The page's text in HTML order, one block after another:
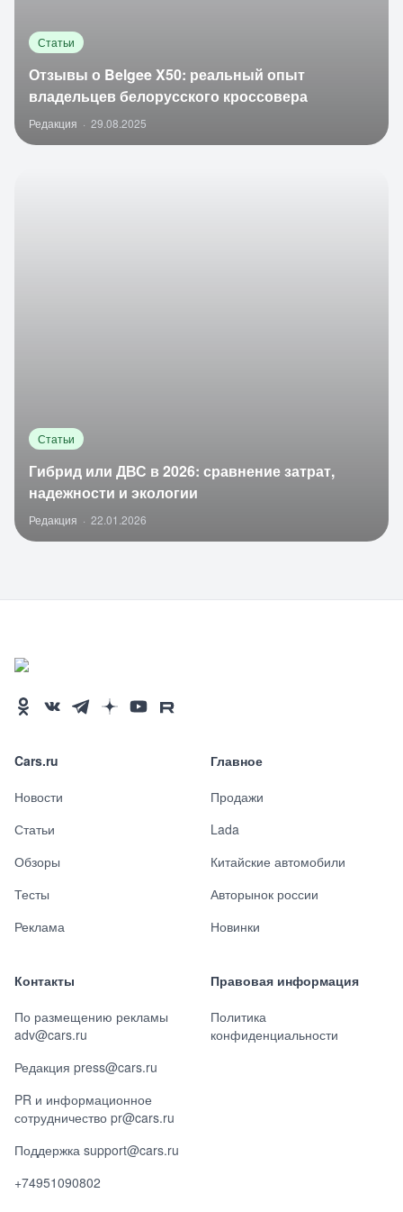
Статьи
Отзывы о Belgee X50: реальный опыт
владельцев белорусского кроссовера
Редакция · 29.08.2025
Статьи
Гибрид или ДВС в 2026: сравнение затрат,
надежности и экологии
Редакция · 22.01.2026
Cars.ru
Новости
Статьи
Обзоры
Тесты
Реклама
Главное
Продажи
Lada
Китайские автомобили
Авторынок россии
Новинки
Контакты
По размещению рекламы
adv@cars.ru
Редакция press@cars.ru
PR и информационное
сотрудничество pr@cars.ru
Поддержка support@cars.ru
+74951090802
Правовая информация
Политика
конфиденциальности